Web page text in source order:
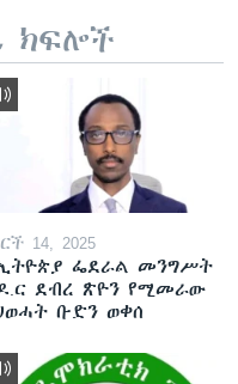
ክፍሎች
14, 2025
ፌደራል መንግሥት
ደብረ ጽዮን የሚመራው
ቡድን ወቀሰ